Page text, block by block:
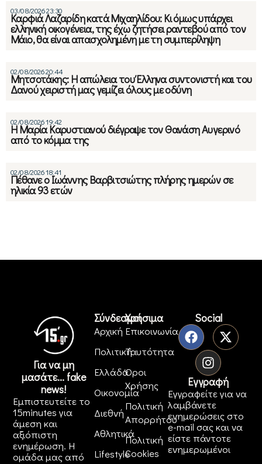
03/08/2026 23:30
Καρφιά Λαζαρίδη κατά Μιχαηλίδου: Κι όμως υπάρχει
ελληνική οικογένεια, της έχω ζητήσει ραντεβού από τον
Μάιο, θα είναι απασχολημένη με τη συμπερίληψη
02/08/2026 20:44
Μητσοτάκης: Η απώλεια του Έλληνα συντονιστή και του
Δανού χειριστή μας γεμίζει όλους με οδύνη
02/08/2026 19:42
Η Μαρία Καρυστιανού διέγραψε τον Θανάση Αυγερινό
από το κόμμα της
02/08/2026 18:41
Πέθανε ο Ιωάννης Βαρβιτσιώτης πλήρης ημερών σε
ηλικία 93 ετών
Για να μη
μασάτε... fake
news!
Εμπιστευτείτε το
15minutes για
άμεση και
αξιόπιστη
ενημέρωση. Η
ομάδα μας από
Σύνδεσμοι
Αρχική
Πολιτική
Ελλάδα
Οικονομία
Διεθνή
Αθλητικά
Lifestyle
Χρήσιμα
Επικοινωνία
Ταυτότητα
Όροι
Χρήσης
Πολιτική
Απορρήτου
Πολιτική
Cookies
Social
Εγγραφή
Εγγραφείτε για να
λαμβάνετε
ενημερώσεις στο
e-mail σας και να
είστε πάντοτε
ενημερωμένοι